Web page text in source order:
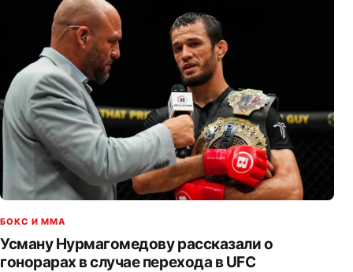
БОКС И MMA
Усману Нурмагомедову рассказали о
гонорарах в случае перехода в UFC